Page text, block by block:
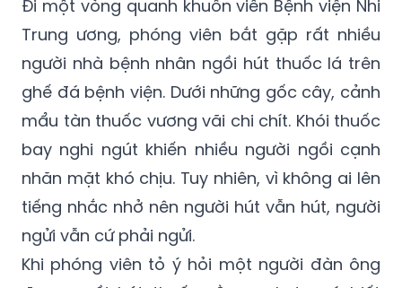
người nhà bệnh nhân ngồi hút thuốc lá trên
ghế đá bệnh viện. Dưới những gốc cây, cảnh
mẩu tàn thuốc vương vãi chi chít. Khói thuốc
bay nghi ngút khiến nhiều người ngồi cạnh
nhăn mặt khó chịu. Tuy nhiên, vì không ai lên
tiếng nhắc nhở nên người hút vẫn hút, người
ngửi vẫn cứ phải ngửi.
Khi phóng viên tỏ ý hỏi một người đàn ông
đang ngồi hút thuốc rằng anh ta có biết
bệnh viện có quy định cấm hay không, thì